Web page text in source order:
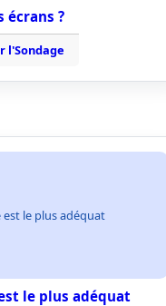
écrans ?
l'Sondage
le plus adéquat
le plus adéquat